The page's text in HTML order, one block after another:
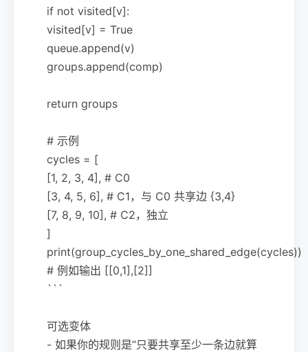
if not visited[v]:
visited[v] = True
queue.append(v)
groups.append(comp)
return groups
# 示例
cycles = [
[1, 2, 3, 4], # C0
[3, 4, 5, 6], # C1，与 C0 共享边 {3,4}
[7, 8, 9, 10], # C2，独立
]
print(group_cycles_by_one_shared_edge(cycles))
# 例如输出 [[0,1],[2]]
```
可选变体
- 如果你的规则是“只要共享至少一条边就算